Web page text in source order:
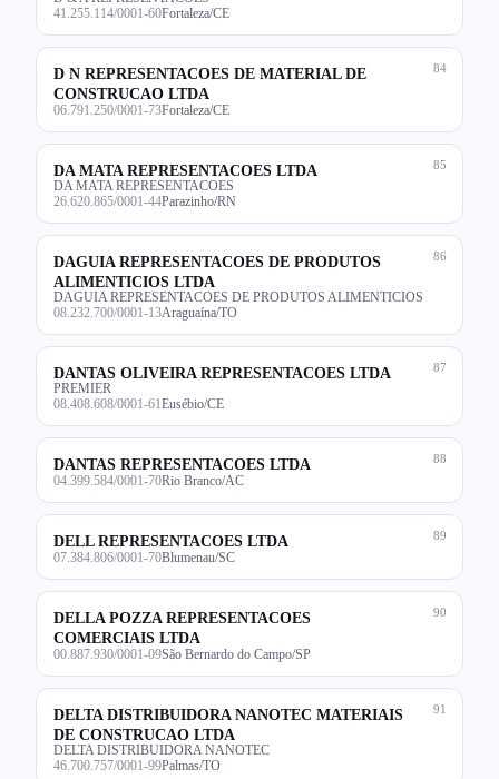
41.255.114/0001-60Fortaleza/CE
84
D N REPRESENTACOES DE MATERIAL DE
CONSTRUCAO LTDA
06.791.250/0001-73Fortaleza/CE
85
DA MATA REPRESENTACOES LTDA
DA MATA REPRESENTACOES
26.620.865/0001-44Parazinho/RN
86
DAGUIA REPRESENTACOES DE PRODUTOS
ALIMENTICIOS LTDA
DAGUIA REPRESENTACOES DE PRODUTOS ALIMENTICIOS
08.232.700/0001-13Araguaína/TO
87
DANTAS OLIVEIRA REPRESENTACOES LTDA
PREMIER
08.408.608/0001-61 Eusébio/CE
88
DANTAS REPRESENTACOES LTDA
04.399.584/0001-70Rio Branco/AC
89
DELL REPRESENTACOES LTDA
07.384.806/0001-70Blumenau/SC
90
DELLA POZZA REPRESENTACOES
COMERCIAIS LTDA
00.887.930/0001-09São Bernardo do Campo/SP
91
DELTA DISTRIBUIDORA NANOTEC MATERIAIS
DE CONSTRUCAO LTDA
DELTA DISTRIBUIDORA NANOTEC
46.700.757/0001-99Palmas/TO